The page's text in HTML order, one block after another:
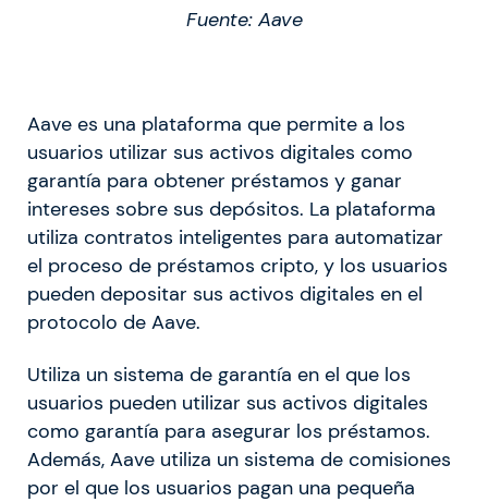
Fuente: Aave
Aave es una plataforma que permite a los
usuarios utilizar sus activos digitales como
garantía para obtener préstamos y ganar
intereses sobre sus depósitos. La plataforma
utiliza contratos inteligentes para automatizar
el proceso de préstamos cripto, y los usuarios
pueden depositar sus activos digitales en el
protocolo de Aave.
Utiliza un sistema de garantía en el que los
usuarios pueden utilizar sus activos digitales
como garantía para asegurar los préstamos.
Además, Aave utiliza un sistema de comisiones
por el que los usuarios pagan una pequeña